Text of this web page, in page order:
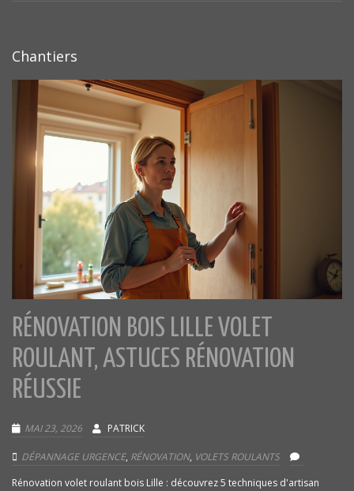
Chantiers
RÉNOVATION BOIS LILLE VOLET
ROULANT, ASTUCES RÉNOVATION
RÉUSSIE
MAI 23, 2026 PATRICK
DÉPANNAGE URGENCE, RÉNOVATION, VOLETS ROULANTS
Rénovation volet roulant bois Lille : découvrez 5 techniques d'artisan